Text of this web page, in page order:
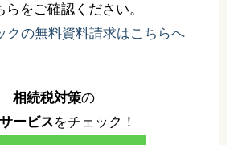
をご確認ください。
クの無料資料請求はこちらへ
相続税対策の
ービスをチェック！